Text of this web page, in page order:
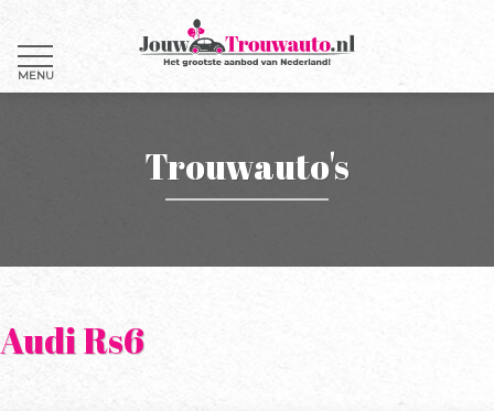
MENU
Trouwauto's
Audi Rs6